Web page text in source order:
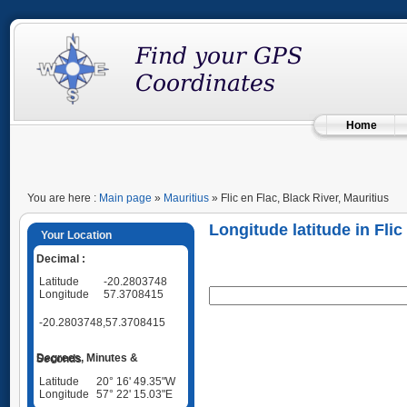
Home
You are here : Main page » Mauritius » Flic en Flac, Black River, Mauritius
Your Location
Decimal :
Latitude
-20.2803748
Longitude
57.3708415
-20.2803748,57.3708415
Degrees, Minutes & Seconds
Latitude
20° 16' 49.35"W
Longitude
57° 22' 15.03"E
Longitude latitude in